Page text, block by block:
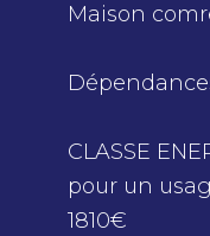
Maison
CLASSE
pour un
1810€